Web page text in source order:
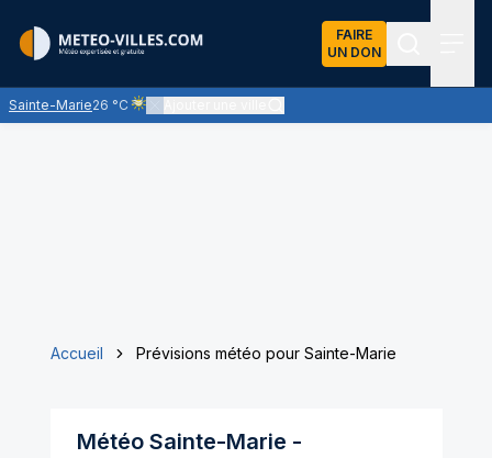
FAIRE
UN DON
Sainte-Marie26 °C
Ciel voilé par des nuages d'altitude, ternissant plus ou
Accueil Prévisions météo pour Sainte-Marie
Météo Sainte-Marie -